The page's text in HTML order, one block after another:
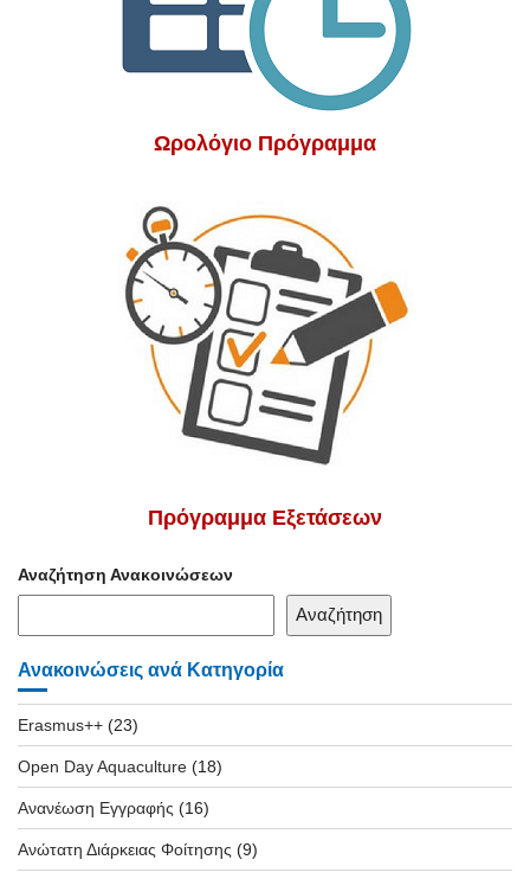
Ωρολόγιο Πρόγραμμα
Πρόγραμμα Εξετάσεων
Αναζήτηση Ανακοινώσεων
Αναζήτηση
Ανακοινώσεις ανά Κατηγορία
Erasmus++ (23)
Open Day Aquaculture (18)
Ανανέωση Εγγραφής (16)
Ανώτατη Διάρκειας Φοίτησης (9)